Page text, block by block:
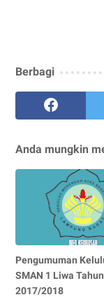
Berbagi
Anda mungkin
Pengumuman
SMAN 1 Liwa
2017/2018